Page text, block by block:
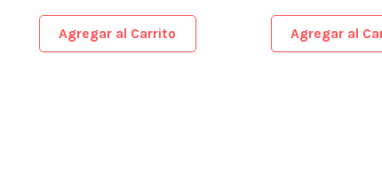
Agregar al Carrito Agregar al